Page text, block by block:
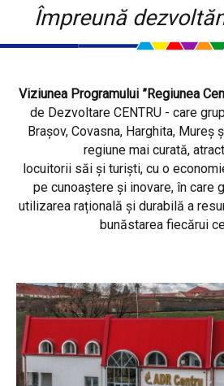
Împreună
Viziunea Programului ”Regiunea
de Dezvoltare CENTRU - care
Brașov, Covasna, Harghita, Mureș
regiune mai curată,
locuitorii săi și turiști, cu o
pe cunoaștere și inovare, în care
utilizarea rațională și durabilă a
bunăstarea fiecărui